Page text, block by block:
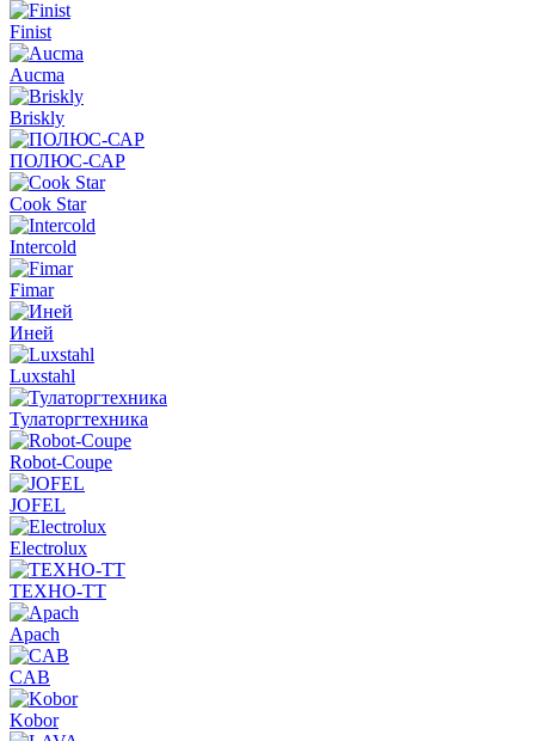
Finist
Aucma
Briskly
ПОЛЮС-САР
Cook Star
Intercold
Fimar
Иней
Luxstahl
Тулаторгтехника
Robot-Coupe
JOFEL
Electrolux
ТЕХНО-ТТ
Apach
CAB
Kobor